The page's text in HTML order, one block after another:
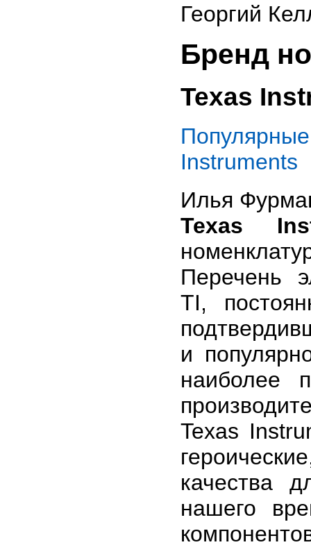
Георгий
Бренд
Texas
Instruments
Илья
Texas
Перечень
TI,
и
наиболее
Texas
качества
нашего